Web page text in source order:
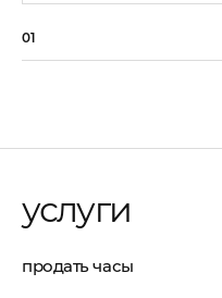
01
услуги
продать часы